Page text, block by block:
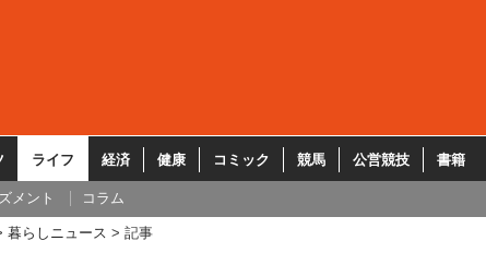
ライフ 経済 健康 コミック 競馬 公営競技 書籍
メント コラム
暮らしニュース 記事